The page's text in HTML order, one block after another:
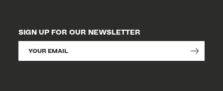
SIGN UP FOR OUR NEWSLETTER